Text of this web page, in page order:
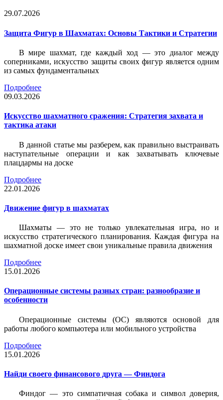
29.07.2026
Защита Фигур в Шахматах: Основы Тактики и Стратегии
В мире шахмат, где каждый ход — это диалог между
соперниками, искусство защиты своих фигур является одним
из самых фундаментальных
Подробнее
09.03.2026
Искусство шахматного сражения: Стратегия захвата и
тактика атаки
В данной статье мы разберем, как правильно выстраивать
наступательные операции и как захватывать ключевые
плацдармы на доске
Подробнее
22.01.2026
Движение фигур в шахматах
Шахматы — это не только увлекательная игра, но и
искусство стратегического планирования. Каждая фигура на
шахматной доске имеет свои уникальные правила движения
Подробнее
15.01.2026
Операционные системы разных стран: разнообразие и
особенности
Операционные системы (ОС) являются основой для
работы любого компьютера или мобильного устройства
Подробнее
15.01.2026
Найди своего финансового друга — Финдога
Финдог — это симпатичная собака и символ доверия,